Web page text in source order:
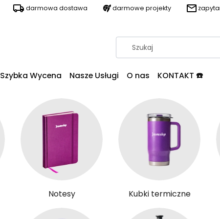
darmowa dostawa darmowe projekty
Szybka Wycena Nasze Usługi O nas KONTAKT ☎️
Notesy Kubki termiczne